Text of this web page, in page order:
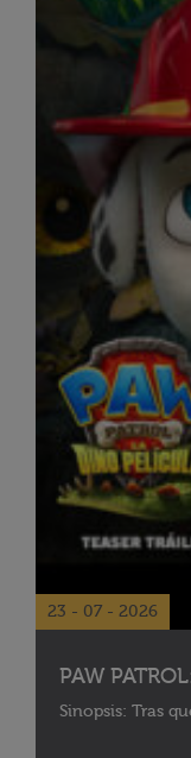
23 - 07 - 2026
PAW
Sinopsis: Tras